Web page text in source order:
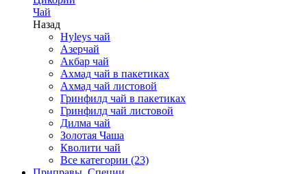
Чай
Назад
Hyleys чай
Азерчай
Акбар чай
Ахмад чай в пакетиках
Ахмад чай листовой
Гринфилд чай в пакетиках
Гринфилд чай листовой
Дилма чай
Золотая Чаша
Кволити чай
Все категории (23)